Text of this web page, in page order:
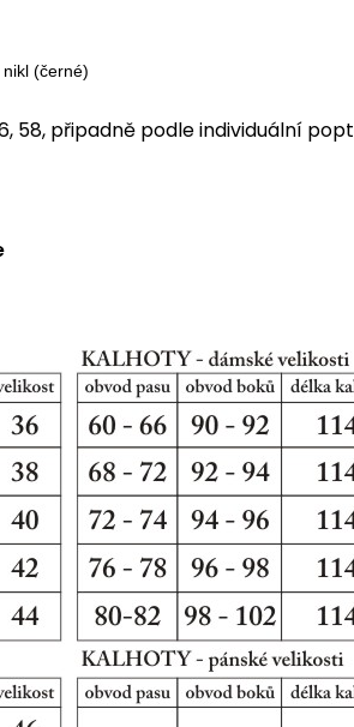
(černé)
58, připadně podle individuální